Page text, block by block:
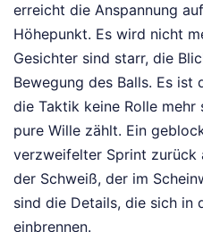
erreicht die Anspannung
Höhepunkt. Es wird nicht
Gesichter sind starr, die
Bewegung des Balls. Es ist
die Taktik keine Rolle
pure Wille zählt. Ein
verzweifelter Sprint zurück
der Schweiß, der im
sind die Details, die sich in
einbrennen.